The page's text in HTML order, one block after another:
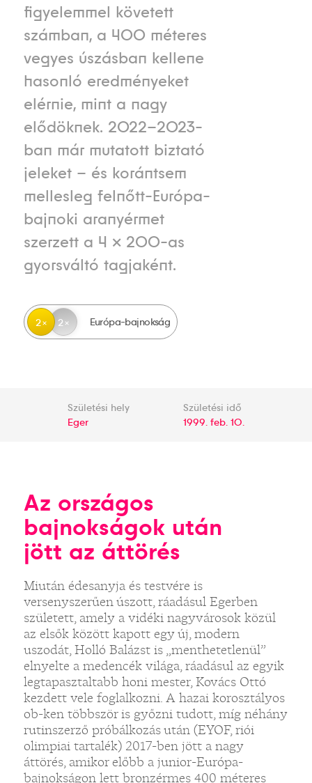
figyelemmel követett
számban, a 400 méteres
vegyes úszásban kellene
hasonló eredményeket
elérnie, mint a nagy
elődöknek. 2022–2023-
ban már mutatott biztató
jeleket – és korántsem
mellesleg felnőtt-Európa-
bajnoki aranyérmet
szerzett a 4 × 200-as
gyorsváltó tagjaként.
2 2 Európa-bajnokság
Születési hely
Eger
Születési idő
1999. feb. 10.
Az országos
bajnokságok után
jött az áttörés
Miután édesanyja és testvére is
versenyszerűen úszott, ráadásul Egerben
született, amely a vidéki nagyvárosok közül
az elsők között kapott egy új, modern
uszodát, Holló Balázst is „menthetetlenül”
elnyelte a medencék világa, ráadásul az egyik
legtapasztaltabb honi mester, Kovács Ottó
kezdett vele foglalkozni. A hazai korosztályos
ob-ken többször is győzni tudott, míg néhány
rutinszerző próbálkozás után (EYOF, riói
olimpiai tartalék) 2017-ben jött a nagy
áttörés, amikor előbb a junior-Európa-
bajnokságon lett bronzérmes 400 méteres